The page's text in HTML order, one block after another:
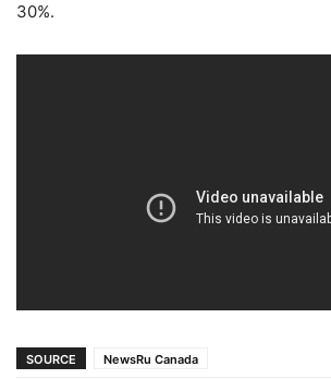
30%.
SOURCE NewsRu Canada